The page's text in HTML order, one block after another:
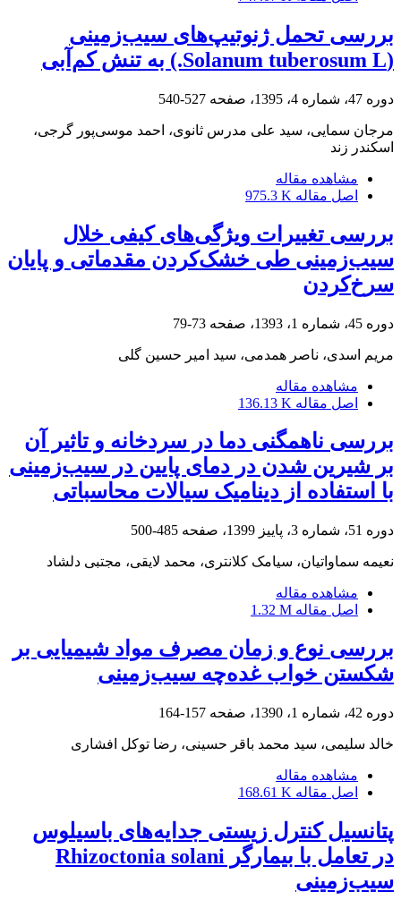
بررسی تحمل ژنوتیپ‌های سیب‌زمینی
(Solanum tuberosum L.) به تنش کم‌آبی
دوره 47، شماره 4، 1395، صفحه 527-540
مرجان سمایی، سید علی مدرس ثانوی، احمد موسی‌پور گرجی،
اسکندر زند
مشاهده مقاله
اصل مقاله 975.3 K
بررسی تغییرات ویژگی‌های کیفی خلال
سیب‌زمینی طی خشک‌کردن مقدماتی و پایان
سرخ‌کردن
دوره 45، شماره 1، 1393، صفحه 73-79
مریم اسدی، ناصر همدمی، سید امیر حسین گلی
مشاهده مقاله
اصل مقاله 136.13 K
بررسی ناهمگنی دما در سردخانه و تاثیر آن
بر شیرین شدن در دمای پایین در سیب‌زمینی
با استفاده از دینامیک سیالات محاسباتی
دوره 51، شماره 3، پاییز 1399، صفحه 485-500
نعیمه سماواتیان، سیامک کلانتری، محمد لایقی، مجتبی دلشاد
مشاهده مقاله
اصل مقاله 1.32 M
بررسی نوع و زمان مصرف مواد شیمیایی بر
شکستن خواب غده‌چه سیب‌زمینی
دوره 42، شماره 1، 1390، صفحه 157-164
خالد سلیمی، سید محمد باقر حسینی، رضا توکل افشاری
مشاهده مقاله
اصل مقاله 168.61 K
پتانسیل کنترل زیستی جدایه‌های باسیلوس
در تعامل با بیمارگر Rhizoctonia solani
سیب‌زمینی